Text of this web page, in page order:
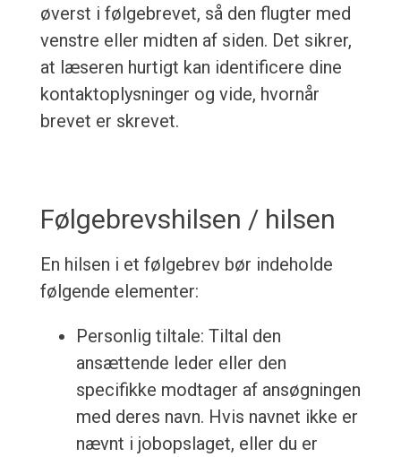
øverst i følgebrevet, så den flugter med
venstre eller midten af siden. Det sikrer,
at læseren hurtigt kan identificere dine
kontaktoplysninger og vide, hvornår
brevet er skrevet.
Følgebrevshilsen / hilsen
En hilsen i et følgebrev bør indeholde
følgende elementer:
Personlig tiltale: Tiltal den
ansættende leder eller den
specifikke modtager af ansøgningen
med deres navn. Hvis navnet ikke er
nævnt i jobopslaget, eller du er